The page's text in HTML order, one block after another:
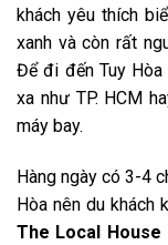
khách yêu thích
xanh và còn rất
Để đi đến Tuy
xa như TP. HCM
máy bay.
Hàng ngày có 3-4
Hòa nên du khách
The Local House